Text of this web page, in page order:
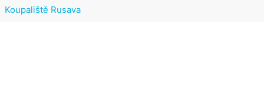
Koupaliště Rusava